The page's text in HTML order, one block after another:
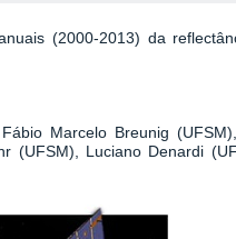
(2000-2013) da
Marcelo Breunig
(UFSM), Luciano Denardi